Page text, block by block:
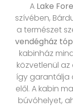
A Lake
szívében,
a természet
vendégház
kabinház
közvetlenül
így garantálja
elől. A kabin
búvóhelyet,